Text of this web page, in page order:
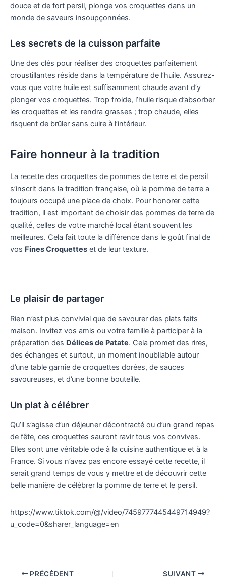
douce et de fort persil, plonge vos croquettes dans un
monde de saveurs insoupçonnées.
Les secrets de la cuisson parfaite
Une des clés pour réaliser des croquettes parfaitement
croustillantes réside dans la température de l’huile. Assurez-
vous que votre huile est suffisamment chaude avant d’y
plonger vos croquettes. Trop froide, l’huile risque d’absorber
les croquettes et les rendra grasses ; trop chaude, elles
risquent de brûler sans cuire à l’intérieur.
Faire honneur à la tradition
La recette des croquettes de pommes de terre et de persil
s’inscrit dans la tradition française, où la pomme de terre a
toujours occupé une place de choix. Pour honorer cette
tradition, il est important de choisir des pommes de terre de
qualité, celles de votre marché local étant souvent les
meilleures. Cela fait toute la différence dans le goût final de
vos Fines Croquettes et de leur texture.
Le plaisir de partager
Rien n’est plus convivial que de savourer des plats faits
maison. Invitez vos amis ou votre famille à participer à la
préparation des Délices de Patate. Cela promet des rires,
des échanges et surtout, un moment inoubliable autour
d’une table garnie de croquettes dorées, de sauces
savoureuses, et d’une bonne bouteille.
Un plat à célébrer
Qu’il s’agisse d’un déjeuner décontracté ou d’un grand repas
de fête, ces croquettes sauront ravir tous vos convives.
Elles sont une véritable ode à la cuisine authentique et à la
France. Si vous n’avez pas encore essayé cette recette, il
serait grand temps de vous y mettre et de découvrir cette
belle manière de célébrer la pomme de terre et le persil.
https://www.tiktok.com/@/video/7459777445449714949?
u_code=0&sharer_language=en
PRÉCÉDENT SUIVANT